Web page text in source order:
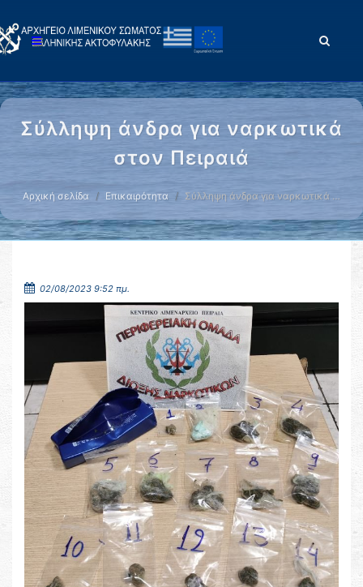
Σύλληψη άνδρα για ναρκωτικά
στον Πειραιά
Αρχική σελίδα Επικαιρότητα Σύλληψη άνδρα για ναρκωτικά …
02/08/2023 9:52 πμ.